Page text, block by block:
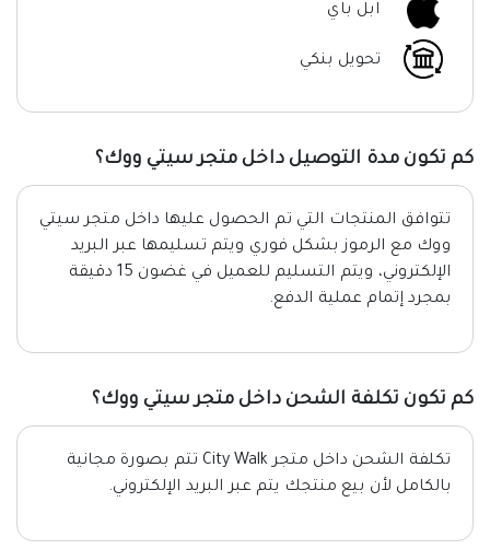
ابل باي
تحويل بنكي
كم تكون مدة التوصيل داخل متجر سيتي ووك؟
تتوافق المنتجات التي تم الحصول عليها داخل متجر سيتي
ووك مع الرموز بشكل فوري ويتم تسليمها عبر البريد
الإلكتروني، ويتم التسليم للعميل في غضون 15 دقيقة
بمجرد إتمام عملية الدفع.
كم تكون تكلفة الشحن داخل متجر سيتي ووك؟
تكلفة الشحن داخل متجر City Walk تتم بصورة مجانية
بالكامل لأن بيع منتجك يتم عبر البريد الإلكتروني.